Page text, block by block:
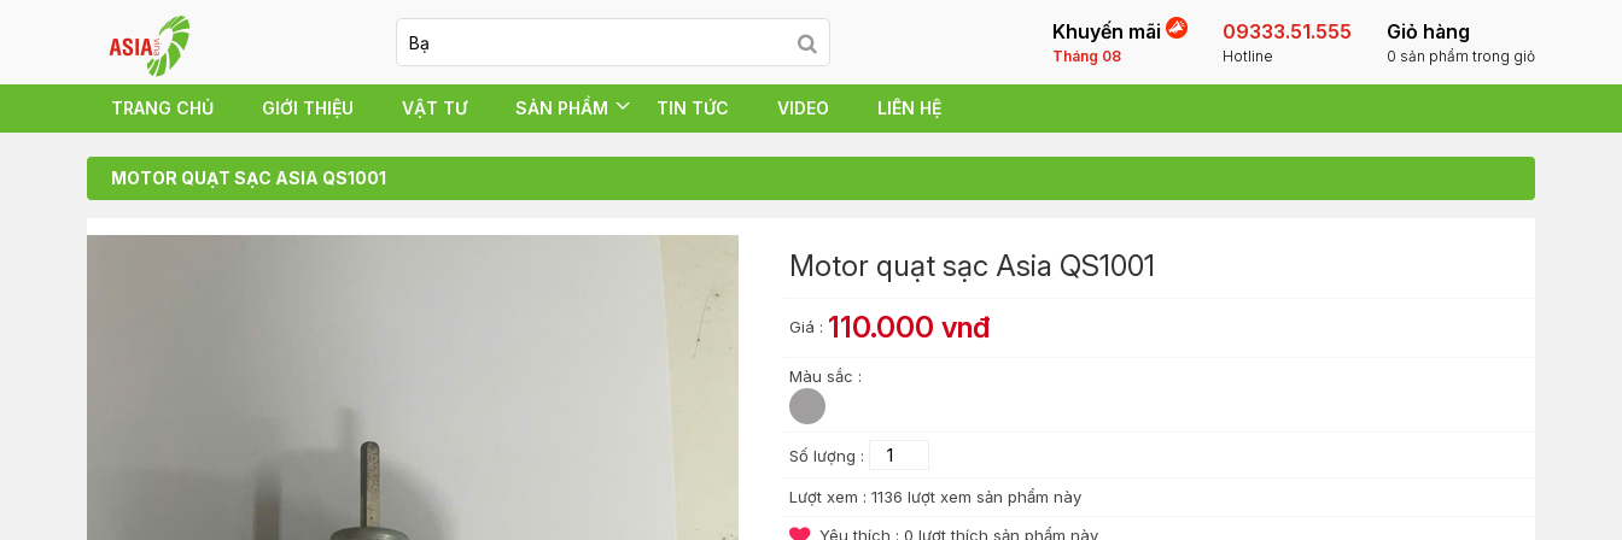
Khuyến mãi
Tháng 08
09333.51.555
Hotline
Giỏ hàng
0 sản phẩm trong giỏ
TRANG CHỦ GIỚI THIỆU VẬT TƯ SẢN PHẨM TIN TỨC VIDEO LIÊN HỆ
MOTOR QUẠT SẠC ASIA QS1001
Motor quạt sạc Asia QS1001
Giá : 110.000 vnđ
Màu sắc :
Số lượng :
Lượt xem : 1136 lượt xem sản phẩm này
Yêu thích : 0 lượt thích sản phẩm này